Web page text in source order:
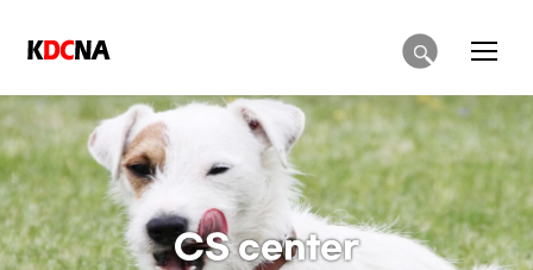
CS center